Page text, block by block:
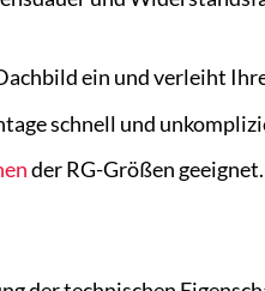
ein und verleiht
schnell und
der RG-Größen geeignet.